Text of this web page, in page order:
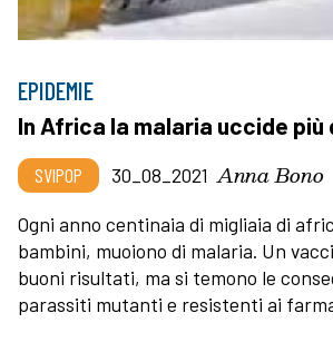
EPIDEMIE
In Africa la malaria uccide più
SVIPOP 30_08_2021 Anna Bono
Ogni anno centinaia di migliaia di
bambini, muoiono di malaria. Un
buoni risultati, ma si temono le
parassiti mutanti e resistenti ai